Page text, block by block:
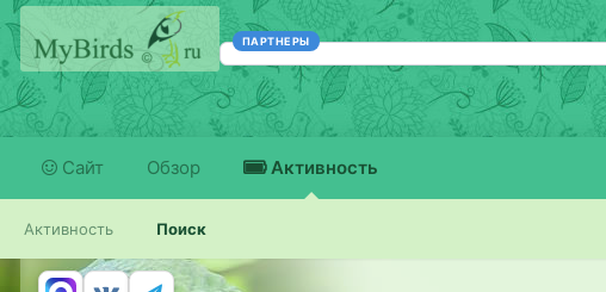
ПАРТНЕРЫ
Сайт Обзор Активность
Активность Поиск